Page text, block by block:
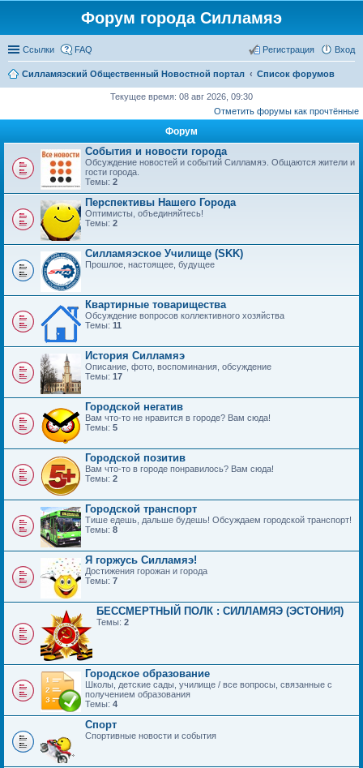
Форум города Силламяэ
Ссылки FAQ Вход
Регистрация
Силламяэский Общественный Новостной портал Список форумов
Текущее время: 08 авг 2026, 09:30
Отметить форумы как прочтённые
Форум
События и новости города
Обсуждение новостей и событий Силламяэ. Общаются жители и
гости города.
Темы: 2
Перспективы Нашего Города
Оптимисты, объединяйтесь!
Темы: 2
Силламяэское Училище (SKK)
Прошлое, настоящее, будущее
Квартирные товарищества
Обсуждение вопросов коллективного хозяйства
Темы: 11
История Силламяэ
Описание, фото, воспоминания, обсуждение
Темы: 17
Городской негатив
Вам что-то не нравится в городе? Вам сюда!
Темы: 5
Городской позитив
Вам что-то в городе понравилось? Вам сюда!
Темы: 2
Городской транспорт
Тише едешь, дальше будешь! Обсуждаем городской транспорт!
Темы: 8
Я горжусь Силламяэ!
Достижения горожан и города
Темы: 7
БЕССМЕРТНЫЙ ПОЛК : СИЛЛАМЯЭ (ЭСТОНИЯ)
Темы: 2
Городское образование
Школы, детские сады, училище / все вопросы, связанные с
получением образования
Темы: 4
Спорт
Спортивные новости и события